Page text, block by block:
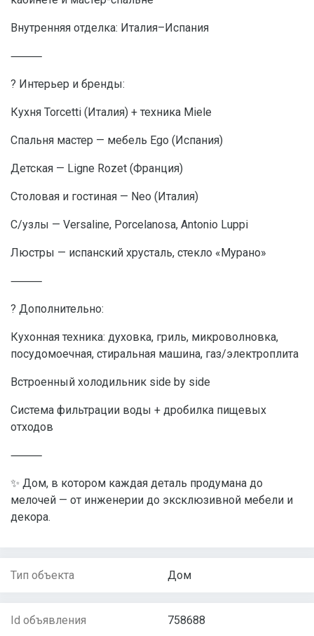
Внутренняя отделка: Италия–Испания
⸻
? Интерьер и бренды:
Кухня Torcetti (Италия) + техника Miele
Спальня мастер — мебель Ego (Испания)
Детская — Ligne Rozet (Франция)
Столовая и гостиная — Neo (Италия)
С/узлы — Versaline, Porcelanosa, Antonio Luppi
Люстры — испанский хрусталь, стекло «Мурано»
⸻
? Дополнительно:
Кухонная техника: духовка, гриль, микроволновка,
посудомоечная, стиральная машина, газ/электроплита
Встроенный холодильник side by side
Система фильтрации воды + дробилка пищевых
отходов
⸻
✨ Дом, в котором каждая деталь продумана до
мелочей — от инженерии до эксклюзивной мебели и
декора.
Тип объекта Дом
Id объявления
758688